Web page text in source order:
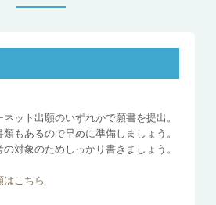
ット出願のいずれかで願書を提出。
もあるので早めに準備しましょう。
対象のためしっかり書きましょう。
はこちら